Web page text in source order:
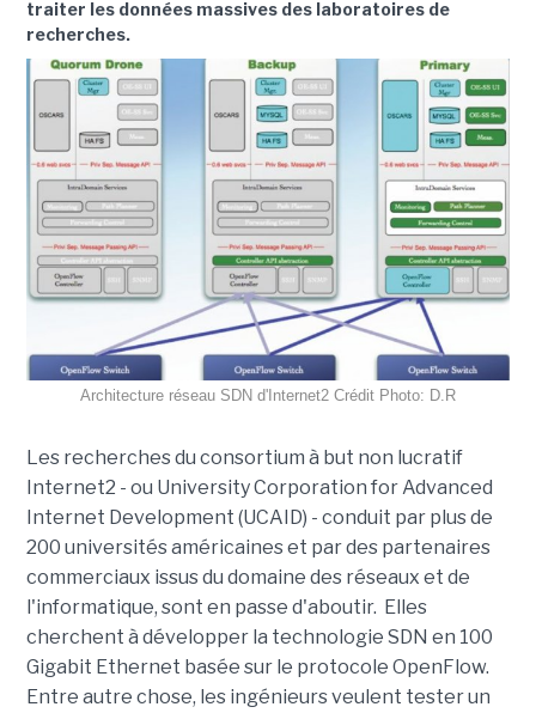
traiter les données massives des laboratoires de
recherches.
Architecture réseau SDN d'Internet2 Crédit Photo: D.R
Les recherches du consortium à but non lucratif
Internet2 - ou University Corporation for Advanced
Internet Development (UCAID) - conduit par plus de
200 universités américaines et par des partenaires
commerciaux issus du domaine des réseaux et de
l'informatique, sont en passe d'aboutir. Elles
cherchent à développer la technologie SDN en 100
Gigabit Ethernet basée sur le protocole OpenFlow.
Entre autre chose, les ingénieurs veulent tester un